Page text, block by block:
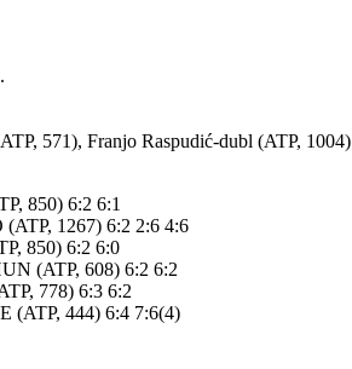
571), Franjo Raspudić-dubl (ATP, 1004)
850) 6:2 6:1
1267) 6:2 2:6 4:6
850) 6:2 6:0
(ATP, 608) 6:2 6:2
778) 6:3 6:2
(ATP, 444) 6:4 7:6(4)